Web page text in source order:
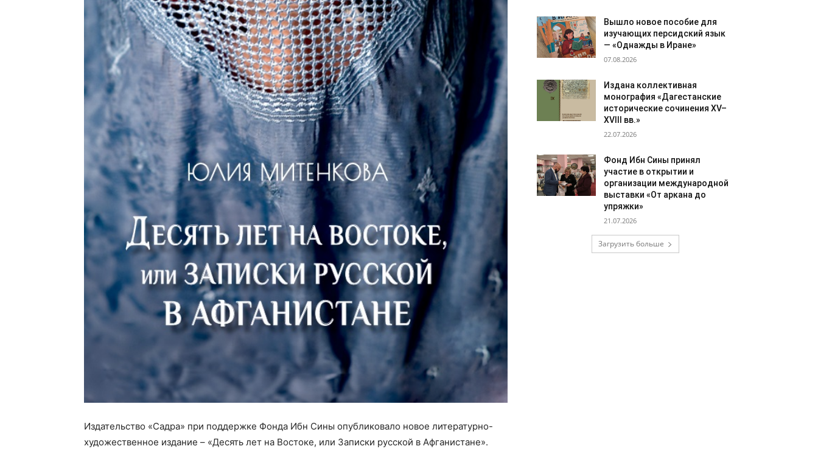
Издательство «Садра» при поддержке Фонда Ибн Сины опубликовало новое литературно-
художественное издание – «Десять лет на Востоке, или Записки русской в Афганистане».
Вышло новое пособие для
изучающих персидский язык
— «Однажды в Иране»
07.08.2026
Издана коллективная
монография «Дагестанские
исторические сочинения XV–
XVIII вв.»
22.07.2026
Фонд Ибн Сины принял
участие в открытии и
организации международной
выставки «От аркана до
упряжки»
21.07.2026
Загрузить больше